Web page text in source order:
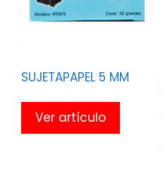
SUJETAPAPEL 5 MM
Ver artículo